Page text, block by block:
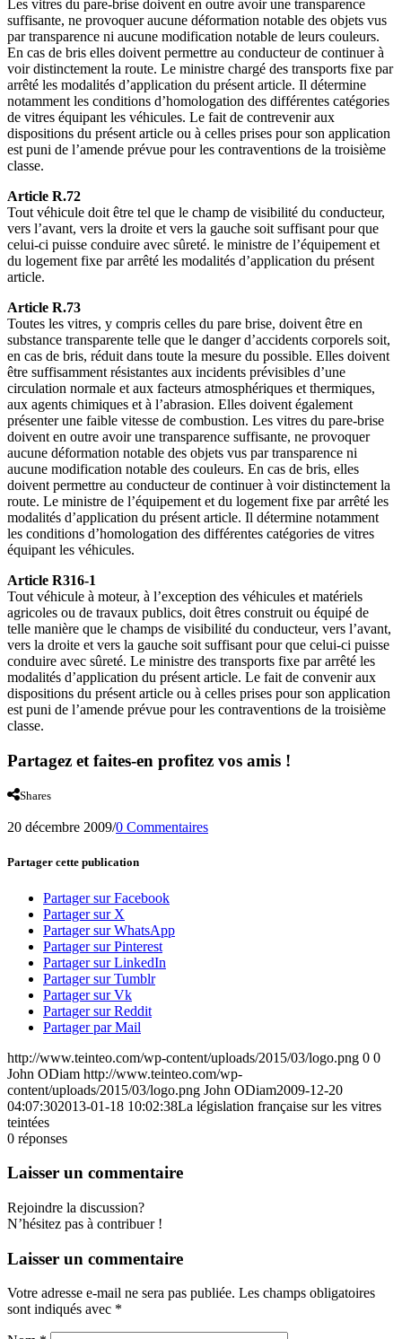
Les vitres du pare-brise doivent en outre avoir une transparence
suffisante, ne provoquer aucune déformation notable des objets vus
par transparence ni aucune modification notable de leurs couleurs.
En cas de bris elles doivent permettre au conducteur de continuer à
voir distinctement la route. Le ministre chargé des transports fixe par
arrêté les modalités d’application du présent article. Il détermine
notamment les conditions d’homologation des différentes catégories
de vitres équipant les véhicules. Le fait de contrevenir aux
dispositions du présent article ou à celles prises pour son application
est puni de l’amende prévue pour les contraventions de la troisième
classe.
Article R.72
Tout véhicule doit être tel que le champ de visibilité du conducteur,
vers l’avant, vers la droite et vers la gauche soit suffisant pour que
celui-ci puisse conduire avec sûreté. le ministre de l’équipement et
du logement fixe par arrêté les modalités d’application du présent
article.
Article R.73
Toutes les vitres, y compris celles du pare brise, doivent être en
substance transparente telle que le danger d’accidents corporels soit,
en cas de bris, réduit dans toute la mesure du possible. Elles doivent
être suffisamment résistantes aux incidents prévisibles d’une
circulation normale et aux facteurs atmosphériques et thermiques,
aux agents chimiques et à l’abrasion. Elles doivent également
présenter une faible vitesse de combustion. Les vitres du pare-brise
doivent en outre avoir une transparence suffisante, ne provoquer
aucune déformation notable des objets vus par transparence ni
aucune modification notable des couleurs. En cas de bris, elles
doivent permettre au conducteur de continuer à voir distinctement la
route. Le ministre de l’équipement et du logement fixe par arrêté les
modalités d’application du présent article. Il détermine notamment
les conditions d’homologation des différentes catégories de vitres
équipant les véhicules.
Article R316-1
Tout véhicule à moteur, à l’exception des véhicules et matériels
agricoles ou de travaux publics, doit êtres construit ou équipé de
telle manière que le champs de visibilité du conducteur, vers l’avant,
vers la droite et vers la gauche soit suffisant pour que celui-ci puisse
conduire avec sûreté. Le ministre des transports fixe par arrêté les
modalités d’application du présent article. Le fait de convenir aux
dispositions du présent article ou à celles prises pour son application
est puni de l’amende prévue pour les contraventions de la troisième
classe.
Partagez et faites-en profitez vos amis !
Shares
20 décembre 2009/0 Commentaires
Partager cette publication
Partager sur Facebook
Partager sur X
Partager sur WhatsApp
Partager sur Pinterest
Partager sur LinkedIn
Partager sur Tumblr
Partager sur Vk
Partager sur Reddit
Partager par Mail
http://www.teinteo.com/wp-content/uploads/2015/03/logo.png 0 0
John ODiam http://www.teinteo.com/wp-
content/uploads/2015/03/logo.png John ODiam2009-12-20
04:07:302013-01-18 10:02:38La législation française sur les vitres
teintées
0 réponses
Laisser un commentaire
Rejoindre la discussion?
N’hésitez pas à contribuer !
Laisser un commentaire
Votre adresse e-mail ne sera pas publiée. Les champs obligatoires
sont indiqués avec *